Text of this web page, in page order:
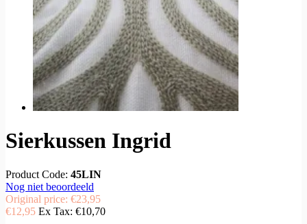
Sierkussen Ingrid
Product Code: 45LIN
Nog niet beoordeeld
Original price: €23,95
€12,95 Ex Tax: €10,70